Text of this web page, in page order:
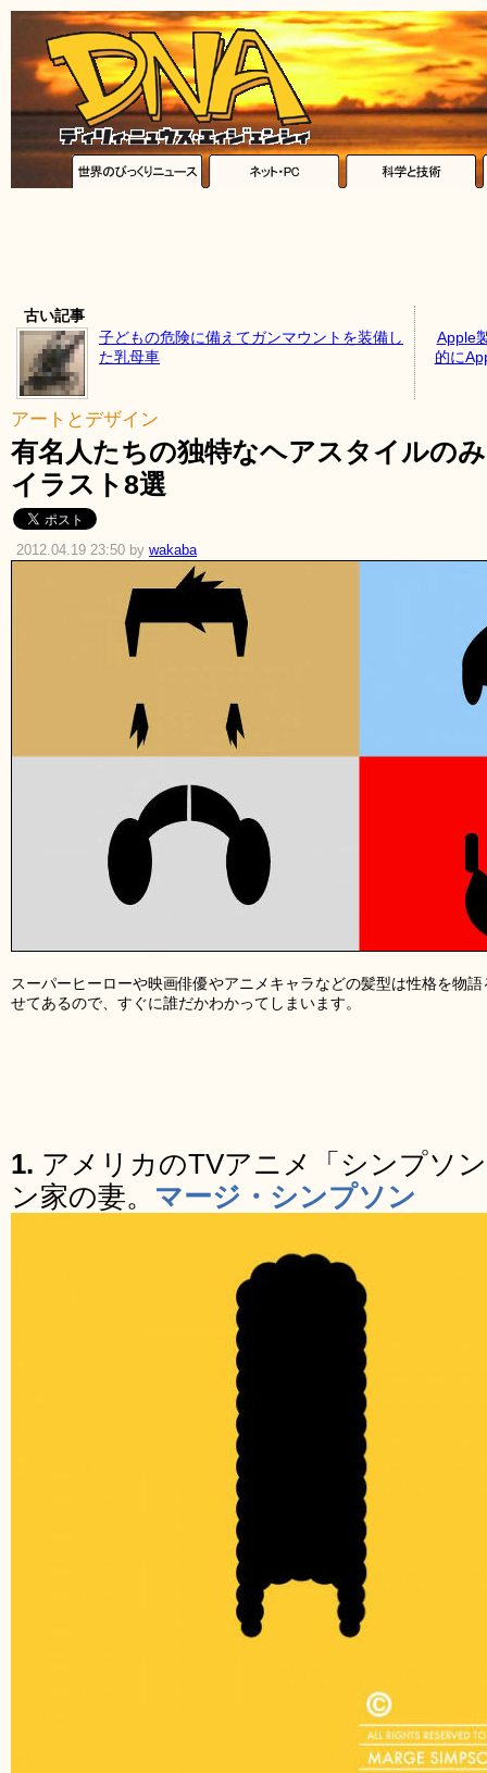
古い記事
子どもの危険に備えてガンマウントを装備し
た乳母車
Apple
的に
アートとデザイン
有名人たちの独特なヘアスタイルの
イラスト8選
2012.04.19 23:50 by wakaba
スーパーヒーローや映画俳優やアニメキャラなどの髪型は性格を物
せてあるので、すぐに誰だかわかってしまいます。
1. アメリカのTVアニメ「シンプソ
ン家の妻。 マージ・シンプソン